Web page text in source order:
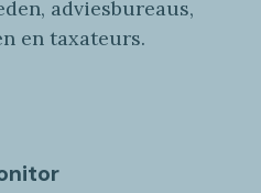
adviesbureaus,
en taxateurs.